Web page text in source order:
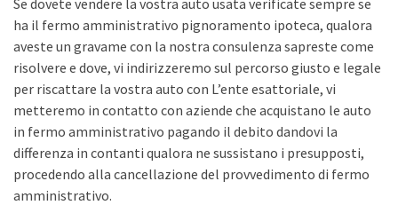
Se dovete vendere la vostra auto usata verificate sempre se
ha il fermo amministrativo pignoramento ipoteca, qualora
aveste un gravame con la nostra consulenza sapreste come
risolvere e dove, vi indirizzeremo sul percorso giusto e legale
per riscattare la vostra auto con L’ente esattoriale, vi
metteremo in contatto con aziende che acquistano le auto
in fermo amministrativo pagando il debito dandovi la
differenza in contanti qualora ne sussistano i presupposti,
procedendo alla cancellazione del provvedimento di fermo
amministrativo.